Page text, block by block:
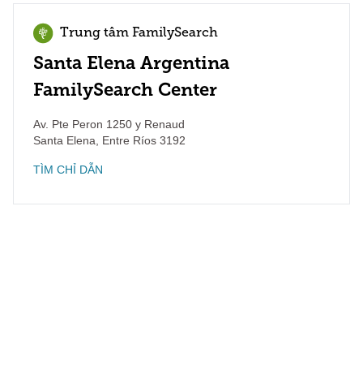
Trung tâm FamilySearch
Santa Elena Argentina
FamilySearch Center
Av. Pte Peron 1250 y Renaud
Santa Elena
Entre Ríos 3192
TÌM CHỈ DẪN